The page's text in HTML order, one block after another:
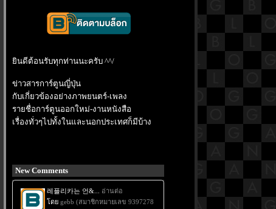
ินดีต้อนรับทุกท่านนะครับ ^^/
ข่าวสารการ์ตูนญี่ปุ่น
กับเกี่ยวข้องอย่างภาพยนตร์-เพลง
รายชื่อการ์ตูนออกใหม่-งานหนังสือ
เรื่องทั่วๆไปทั้งในและนอกประเทศก็มีบ้าง
New Comments